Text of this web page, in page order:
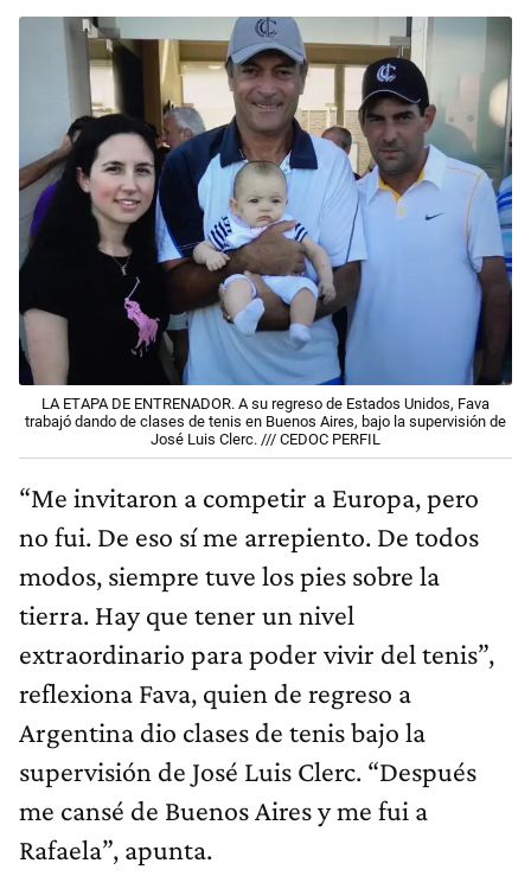
LA ETAPA DE ENTRENADOR. A su regreso de Estados Unidos, Fava
trabajó dando de clases de tenis en Buenos Aires, bajo la supervisión de
José Luis Clerc. /// CEDOC PERFIL
“Me invitaron a competir a Europa, pero
no fui. De eso sí me arrepiento. De todos
modos, siempre tuve los pies sobre la
tierra. Hay que tener un nivel
extraordinario para poder vivir del tenis”,
reflexiona Fava, quien de regreso a
Argentina dio clases de tenis bajo la
supervisión de José Luis Clerc. “Después
me cansé de Buenos Aires y me fui a
Rafaela”, apunta.